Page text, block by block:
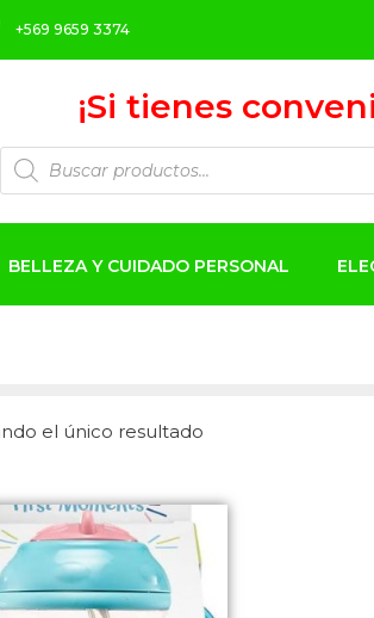
+569 9659 3374
¡Si tienes
BELLEZA Y CUIDADO PERSONAL
el único resultado